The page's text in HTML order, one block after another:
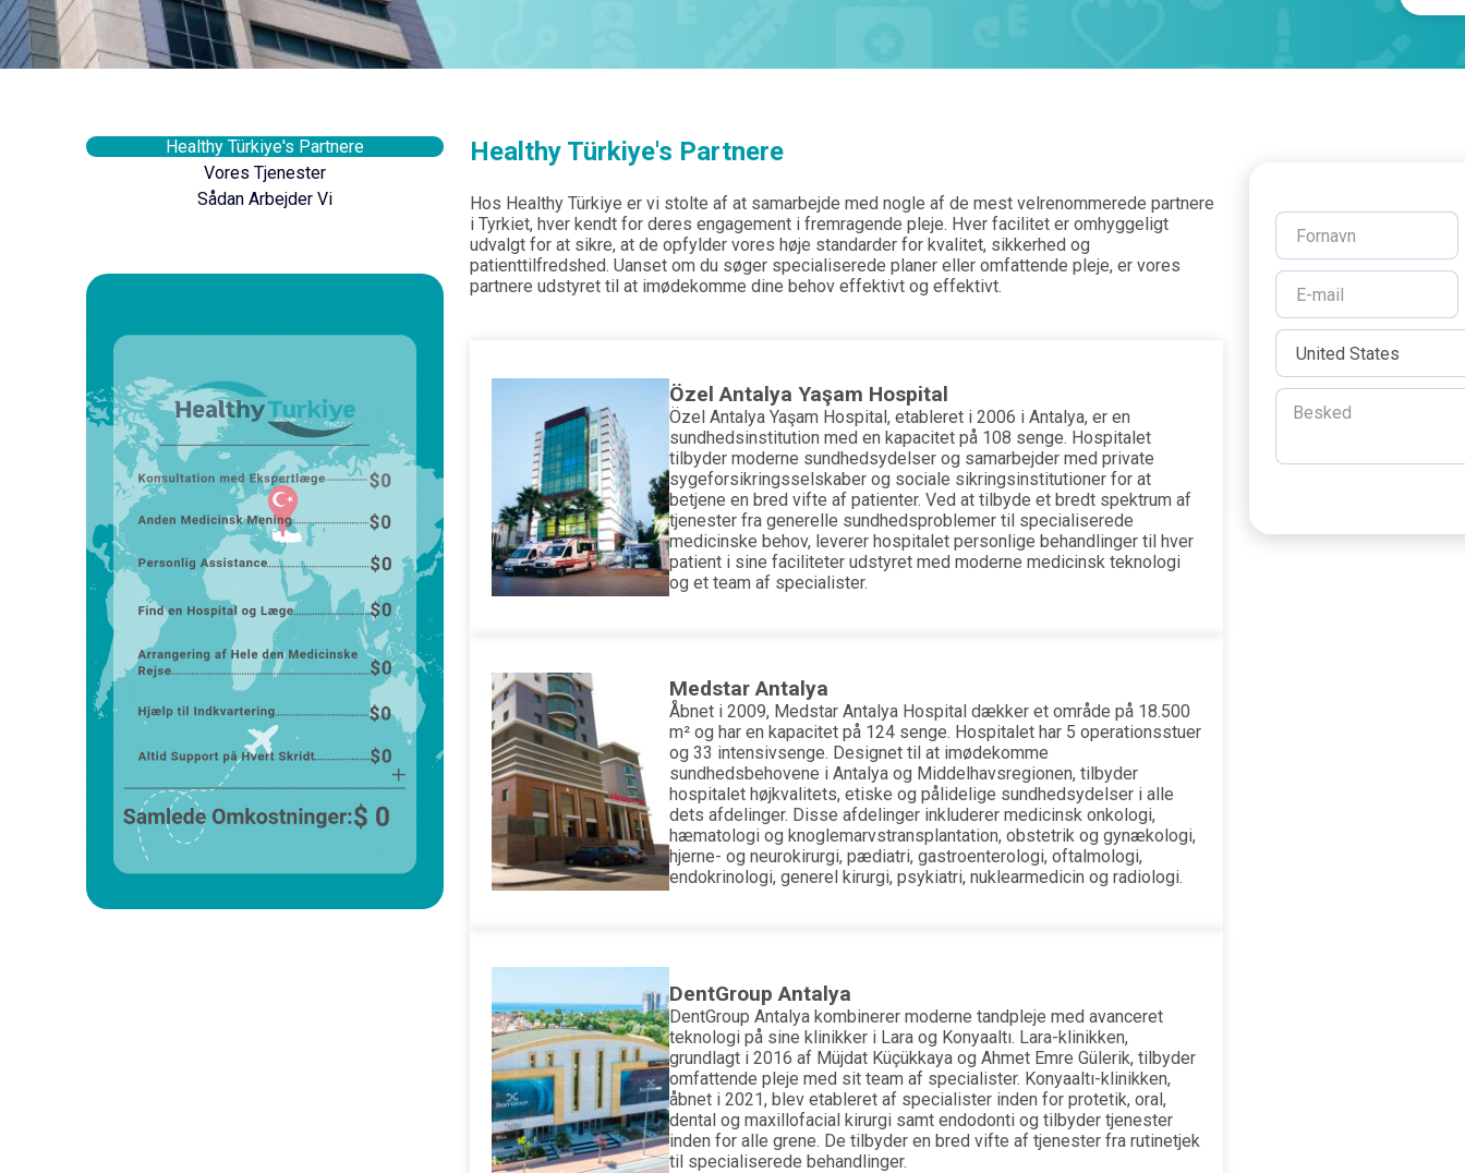
Healthy Türkiye's Partnere
Vores Tjenester
Sådan Arbejder Vi
Healthy Türkiye's Partnere
Hos Healthy Türkiye er vi stolte af at samarbejde med nogle af de mest velrenommerede partnere
i Tyrkiet, hver kendt for deres engagement i fremragende pleje. Hver facilitet er omhyggeligt
udvalgt for at sikre, at de opfylder vores høje standarder for kvalitet, sikkerhed og
patienttilfredshed. Uanset om du søger specialiserede planer eller omfattende pleje, er vores
partnere udstyret til at imødekomme dine behov effektivt og effektivt.
Özel Antalya Yaşam Hospital
Özel Antalya Yaşam Hospital, etableret i 2006 i Antalya, er en
sundhedsinstitution med en kapacitet på 108 senge. Hospitalet
tilbyder moderne sundhedsydelser og samarbejder med private
sygeforsikringsselskaber og sociale sikringsinstitutioner for at
betjene en bred vifte af patienter. Ved at tilbyde et bredt spektrum af
tjenester fra generelle sundhedsproblemer til specialiserede
medicinske behov, leverer hospitalet personlige behandlinger til hver
patient i sine faciliteter udstyret med moderne medicinsk teknologi
og et team af specialister.
Medstar Antalya
Åbnet i 2009, Medstar Antalya Hospital dækker et område på 18.500
m² og har en kapacitet på 124 senge. Hospitalet har 5 operationsstuer
og 33 intensivsenge. Designet til at imødekomme
sundhedsbehovene i Antalya og Middelhavsregionen, tilbyder
hospitalet højkvalitets, etiske og pålidelige sundhedsydelser i alle
dets afdelinger. Disse afdelinger inkluderer medicinsk onkologi,
hæmatologi og knoglemarvstransplantation, obstetrik og gynækologi,
hjerne- og neurokirurgi, pædiatri, gastroenterologi, oftalmologi,
endokrinologi, generel kirurgi, psykiatri, nuklearmedicin og radiologi.
DentGroup Antalya
DentGroup Antalya kombinerer moderne tandpleje med avanceret
teknologi på sine klinikker i Lara og Konyaaltı. Lara-klinikken,
grundlagt i 2016 af Müjdat Küçükkaya og Ahmet Emre Gülerik, tilbyder
omfattende pleje med sit team af specialister. Konyaaltı-klinikken,
åbnet i 2021, blev etableret af specialister inden for protetik, oral,
dental og maxillofacial kirurgi samt endodonti og tilbyder tjenester
inden for alle grene. De tilbyder en bred vifte af tjenester fra rutinetjek
til specialiserede behandlinger.